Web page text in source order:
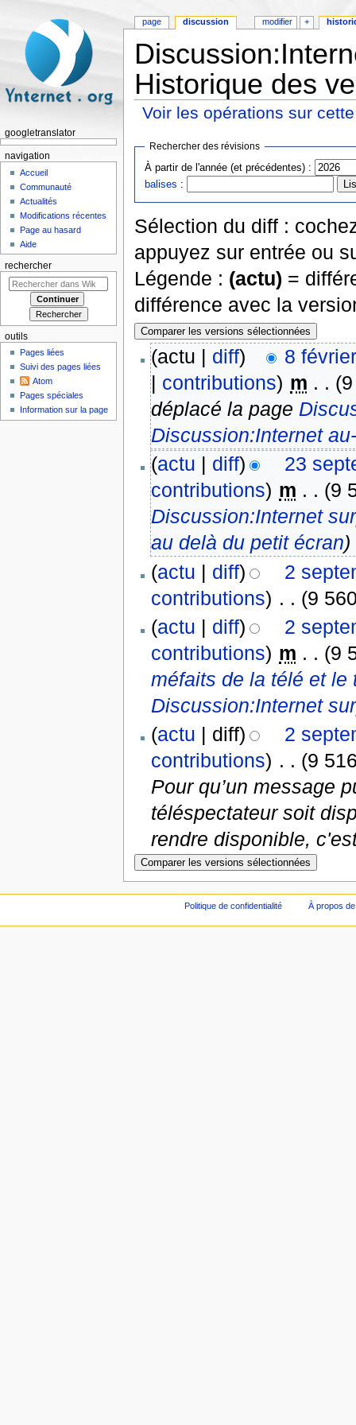
Historique des
Voir les opérations sur
Rechercher des révisions
À partir de l'année (et précédentes) :
balises :
Sélection du diff :
appuyez sur entrée ou
Légende : (actu) =
différence avec la
(actu | diff)
8
| contributions) m . .
déplacé la page
Discussion:Internet
(actu | diff)
23
contributions) m . . (9
Discussion:Internet
au delà du petit écran)
(actu | diff)
2
contributions) . . (9
(actu | diff)
2
contributions) m . . (9
méfaits de la télé et le
Discussion:Internet
(actu | diff)
2
contributions) . . (9
Pour qu’un message
téléspectateur soit
rendre disponible,
page discussion modifier +
googletranslator
navigation
Accueil
Communauté
Actualités
Modifications récentes
Page au hasard
Aide
rechercher
outils
Pages liées
Suivi des pages liées
Atom
Pages spéciales
Information sur la page
Politique de confidentialité À propos